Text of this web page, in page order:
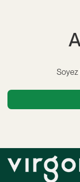
recommandé pour
trajets à grande
Soyez